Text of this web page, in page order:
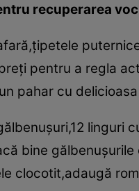
recuperarea
pentru a regla
pahar cu
linguri
bine
clocotit,adaugă